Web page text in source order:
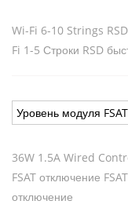
Wi-Fi 6-10 Strings
Fi 1-5 Строки RSD
Уровень модуля
36W 1.5A Wired
FSAT отключение FSAT
отключение